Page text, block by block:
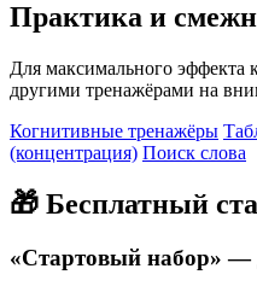
Практика и
Для максимального эффекта
другими тренажёрами на
Когнитивные тренажёры
(концентрация) Поиск слова
🎁 Бесплатный
«Стартовый набор» —